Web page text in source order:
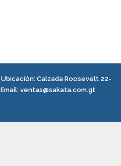
| Ubicación: Calzada Roosevelt 22-
Email: ventas@sakata.com.gt